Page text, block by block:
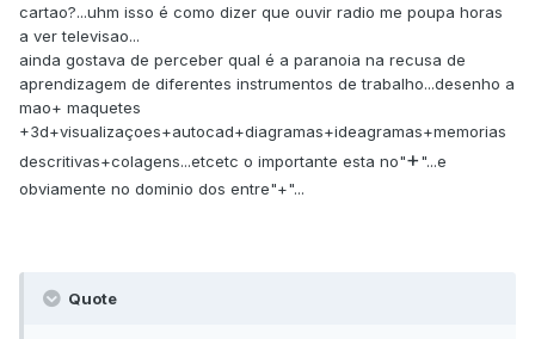
cartao?...uhm isso é como dizer que ouvir radio me poupa horas
a ver televisao...
ainda gostava de perceber qual é a paranoia na recusa de
aprendizagem de diferentes instrumentos de trabalho...desenho a
mao+ maquetes
+3d+visualizaçoes+autocad+diagramas+ideagramas+memorias
descritivas+colagens...etcetc o importante esta no"+"...e
obviamente no dominio dos entre"+"...
Quote